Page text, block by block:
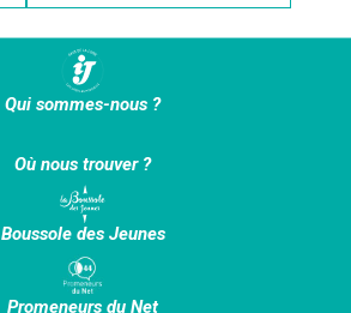
Qui sommes-nous ?
Où nous trouver ?
Boussole des Jeunes
Promeneurs du Net